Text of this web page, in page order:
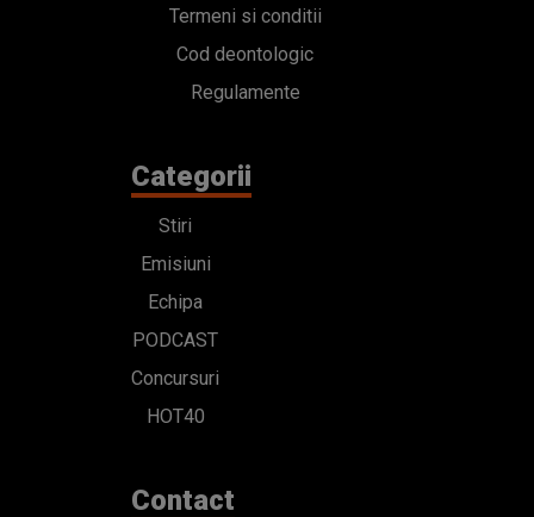
Termeni si conditii
Cod deontologic
Regulamente
Categorii
Stiri
Emisiuni
Echipa
PODCAST
Concursuri
HOT40
Contact